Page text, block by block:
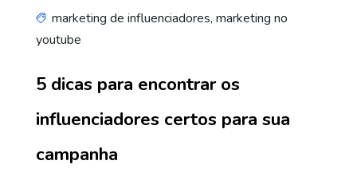
marketing de influenciadores, marketing no
youtube
5 dicas para encontrar os
influenciadores certos para sua
campanha